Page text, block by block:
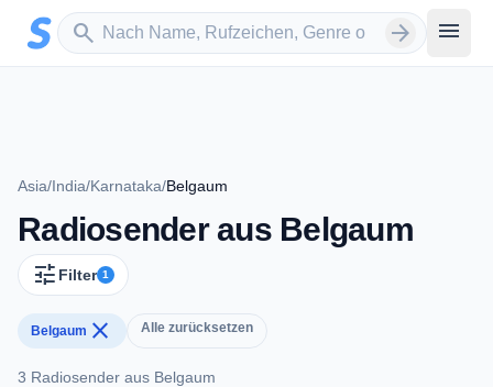
Zum Hauptinhalt springen
search
Sender suchen arrow_forward menu
Asia/India/Karnataka/Belgaum
Radiosender aus Belgaum
tune Filter 1
Belgaum close Alle zurücksetzen
3 Radiosender aus Belgaum